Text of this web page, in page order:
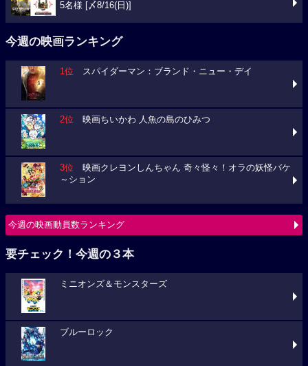
5名様 [〆8/16(日)]
今週の映画ランキング
1位 スパイダーマン：ブランド・ニュー・デイ
2位 映画ちいかわ 人魚の島のひみつ
3位 映画クレヨンしんちゃん 奇々怪々！オラの妖怪バケ
～ション
今週の映画動員数ランキング
要チェック！今週の３本
ミニオンズ＆モンスターズ
ブルーロック